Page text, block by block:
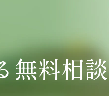
無料相談